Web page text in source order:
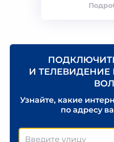
И
Узнайте, какие
по адресу